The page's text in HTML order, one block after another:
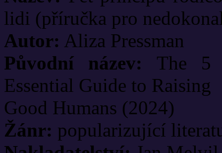
lidi (příručka pro
Autor: Aliza Pressman
Původní název:
The 5
Essential Guide to Raising
Good Humans (2024)
Žánr: popularizující